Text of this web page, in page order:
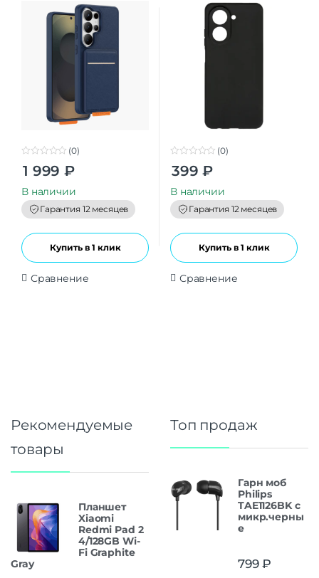
t
o
f
5
(0)
1 999 ₽
В наличии
Гарантия 12 месяцев
Купить в 1 клик
Сравнение
o
t
o
f
5
(0)
399 ₽
В наличии
Гарантия 12 месяцев
Купить в 1 клик
Сравнение
Рекомендуемые
товары
Планшет
Xiaomi
Redmi Pad 2
4/128GB Wi-
Fi Graphite
Gray
Топ продаж
Гарн моб
Philips
TAE1126BK с
микр.черны
е
799₽